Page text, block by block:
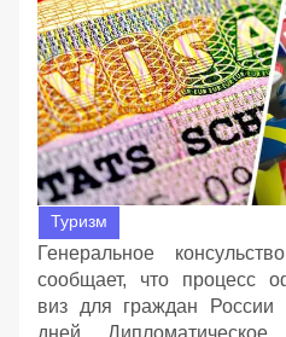
Туризм
Генеральное
сообщает, что процесс
виз для граждан